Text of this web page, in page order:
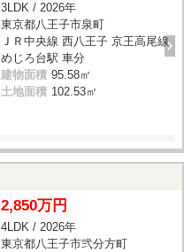
3LDK / 2026年
東京都八王子市泉町
ＪＲ中央線 西八王子 京王高尾線
めじろ台駅 車分
建物面積 95.58㎡
土地面積 102.53㎡
2,850万円
4LDK / 2026年
東京都八王子市弐分方町